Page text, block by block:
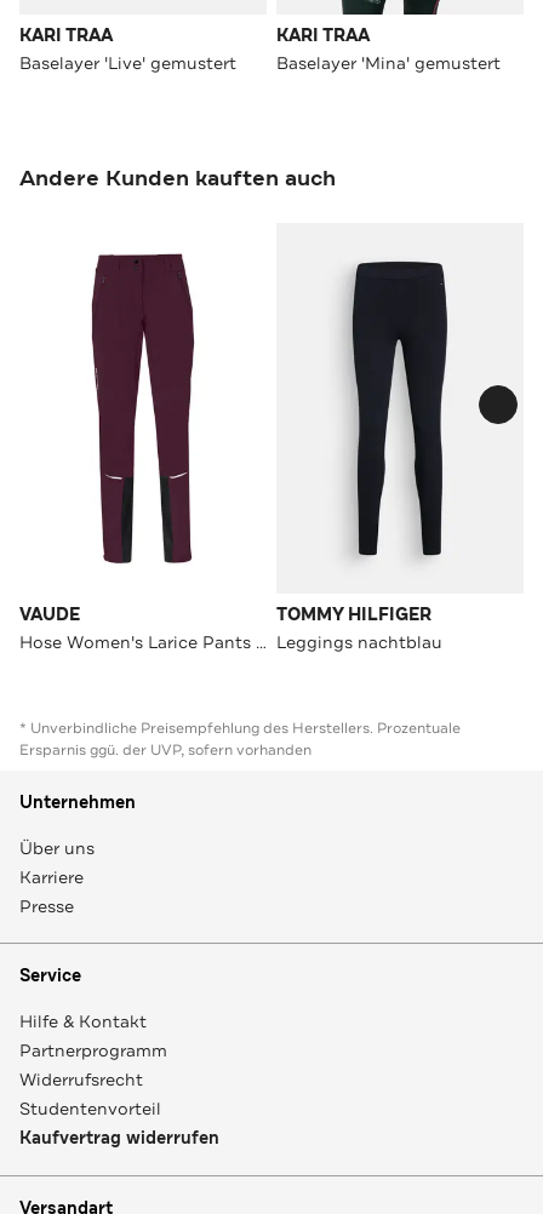
KARI TRAA
Baselayer 'Live' gemustert
KARI TRAA
Baselayer 'Mina' gemustert
Andere Kunden kauften auch
VAUDE
Hose Women's Larice Pants IV
TOMMY HILFIGER
Leggings nachtblau
* Unverbindliche Preisempfehlung des Herstellers. Prozentuale
Ersparnis ggü. der UVP, sofern vorhanden
Unternehmen
Über uns
Karriere
Presse
Service
Hilfe & Kontakt
Partnerprogramm
Widerrufsrecht
Studentenvorteil
Kaufvertrag widerrufen
Versandart